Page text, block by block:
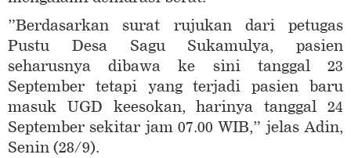
”Berdasarkan surat rujukan dari petugas
Pustu Desa Sagu Sukamulya, pasien
seharusnya dibawa ke sini tanggal 23
September tetapi yang terjadi pasien baru
masuk UGD keesokan, harinya tanggal 24
September sekitar jam 07.00 WIB,” jelas Adin,
Senin (28/9).